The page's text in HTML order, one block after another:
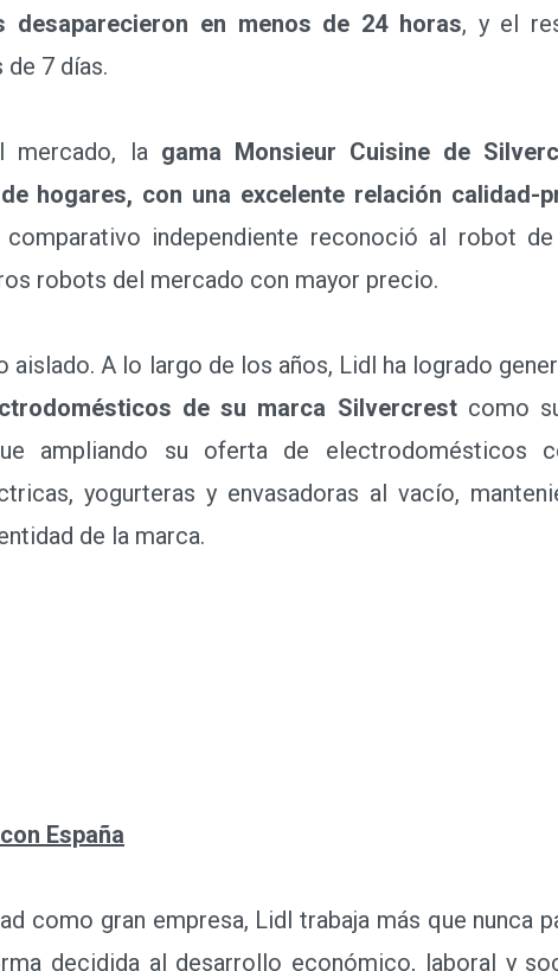
desaparecieron en menos de 24 horas, y el
7 días.
la gama Monsieur Cuisine de
hogares, con una excelente relación calidad-
independiente reconoció al robot
robots del mercado con mayor precio.
A lo largo de los años, Lidl ha logrado
de su marca Silvercrestcomo
ampliando su oferta de electrodomésticos
yogurteras y envasadoras al vacío,
de la marca.
España
como gran empresa, Lidl trabaja más que nunca
decidida al desarrollo económico, laboral y